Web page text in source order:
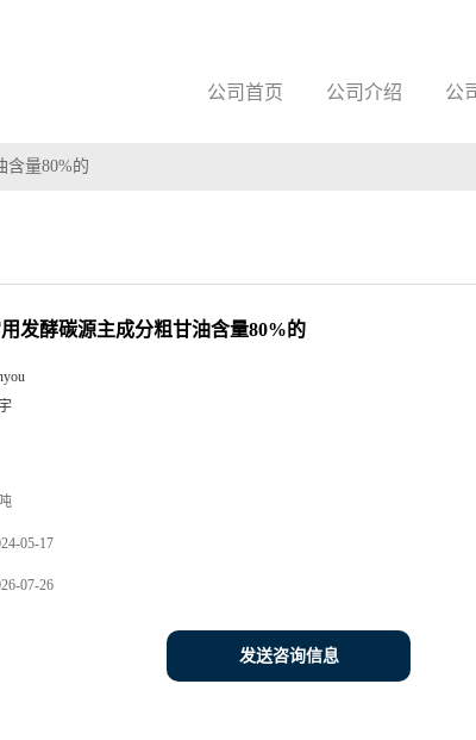
公司首页 公司介绍 公
含量80%的
发酵碳源主成分粗甘油含量80%的
05-17
07-26
发送咨询信息